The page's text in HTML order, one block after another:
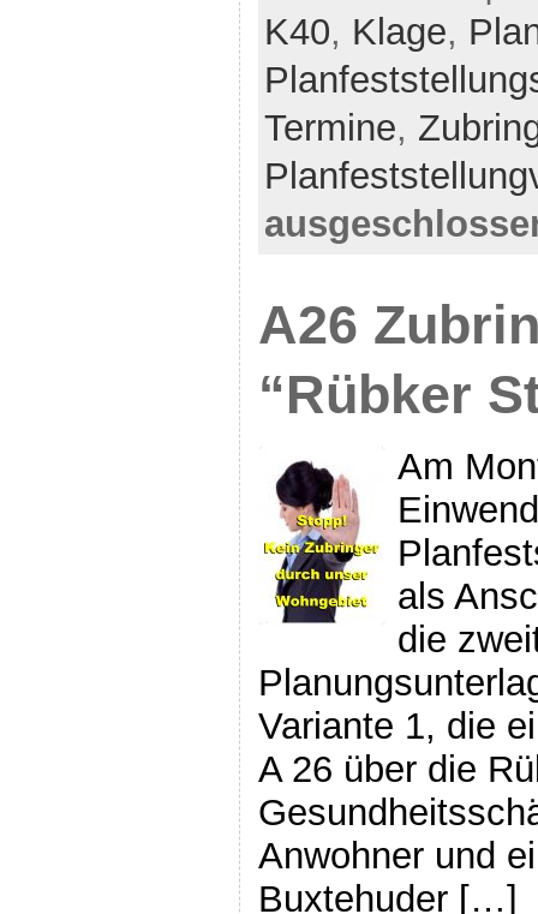
K40, Klage,
Termine,
A26
“Rübker
Am
als
die
Variante 1, die
A 26 über die
Anwohner und
Buxtehuder […]